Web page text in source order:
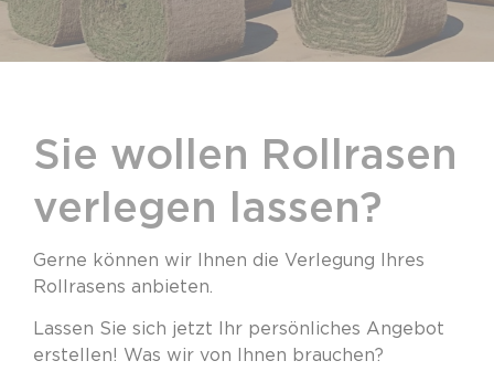
Sie wollen Rollrasen
verlegen lassen?
Gerne können wir Ihnen die Verlegung Ihres
Rollrasens anbieten.
Lassen Sie sich jetzt Ihr persönliches Angebot
erstellen! Was wir von Ihnen brauchen?